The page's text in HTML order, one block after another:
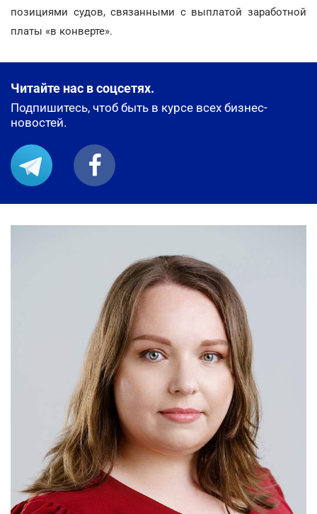
позициями судов, связанными с выплатой заработной
платы «в конверте».
Читайте нас в соцсетях.
Подпишитесь, чтоб быть в курсе всех бизнес-
новостей.